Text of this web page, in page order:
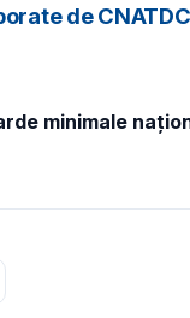
de
minimale
pagină